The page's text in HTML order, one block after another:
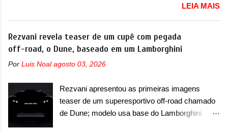
marca divulgou algumas imagens externas e
informações sobre o sedã, que terá seu
lançamento ainda neste ano de 2026. Em
termos de design, o Formula S segue
basicamente as mesmas linhas do conceito
aconteceu no primeiro semestre. Na dianteira, o
sedã conta com faróis mais quadrados e
compactos, com luzes ...
apresentar na China as primeiras mudanças
para o Z20, um misto de hatch com SUV que é
vendido no mercado chinês desde o
lançamento, em 2024. Agora, o modelo passará
por sua primeira mudança visual e também
mudará de nome. Vendido na Europa como 02
vendido na China apenas como ‘20’. Junto das
mudanças visuais, a marca confirmou que ele
pode ser um dos primeiros produtos da
LEIA MAIS
Rezvani revela teaser de um cupê com pegada
off-road, o Dune, baseado em um Lamborghini
Por Luis Noal agosto 03, 2026
Rezvani apresentou as primeiras imagens
teaser de um superesportivo off-road chamado
de Dune; modelo usa base do Lamborghini